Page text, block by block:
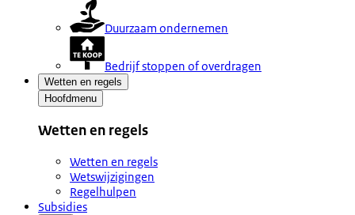
Duurzaam ondernemen
Bedrijf stoppen of overdragen
Wetten en regels
Hoofdmenu
Wetten en regels
Wetten en regels
Wetswijzigingen
Regelhulpen
Subsidies